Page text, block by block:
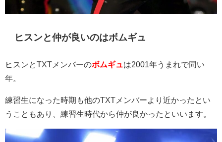
ヒスンと仲が良いのはボムギュ
ヒスンとTXTメンバーのボムギュ は2001 年うまれで同い
年。
練習生になった時期も他のTXT メンバーより近かったとい
うこともあり、練習生時代から仲が良かったといいます。